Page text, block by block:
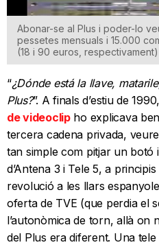
Abonar-se al Plus i poder-lo
pessetes mensuals i 15.000
(18 i 90 euros,
“¿Dónde está la llave,
Plus?”. A finals d’estiu de 1990,
de videoclipho explicava
tercera cadena privada,
tan simple com pitjar un botó
d’Antena 3 i Tele 5, a
revolució a les llars
oferta de TVE (que perdia el
l’autonòmica de torn, allà on
del Plus era diferent. Una